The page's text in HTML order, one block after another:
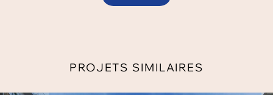
PROJETS SIMILAIRES